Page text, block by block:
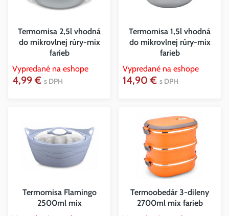
Termomisa 2,5l vhodná
do mikrovlnej rúry-mix
farieb
Vypredané na eshope
4,99 € s DPH
Termomisa 1,5l vhodná
do mikrovlnej rúry-mix
farieb
Vypredané na eshope
14,90 € s DPH
Termomisa Flamingo
2500ml mix
Termoobedár 3-dileny
2700ml mix farieb